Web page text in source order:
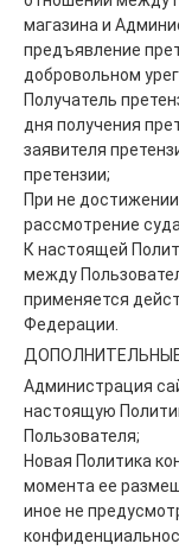
магазина и
предъявление
добровольном
Получатель
дня получения
заявителя
претензии;
При не
рассмотрение
К настоящей
между
применяется
Федерации.
Администрация
настоящую
Пользователя;
Новая Политика
момента ее
иное не